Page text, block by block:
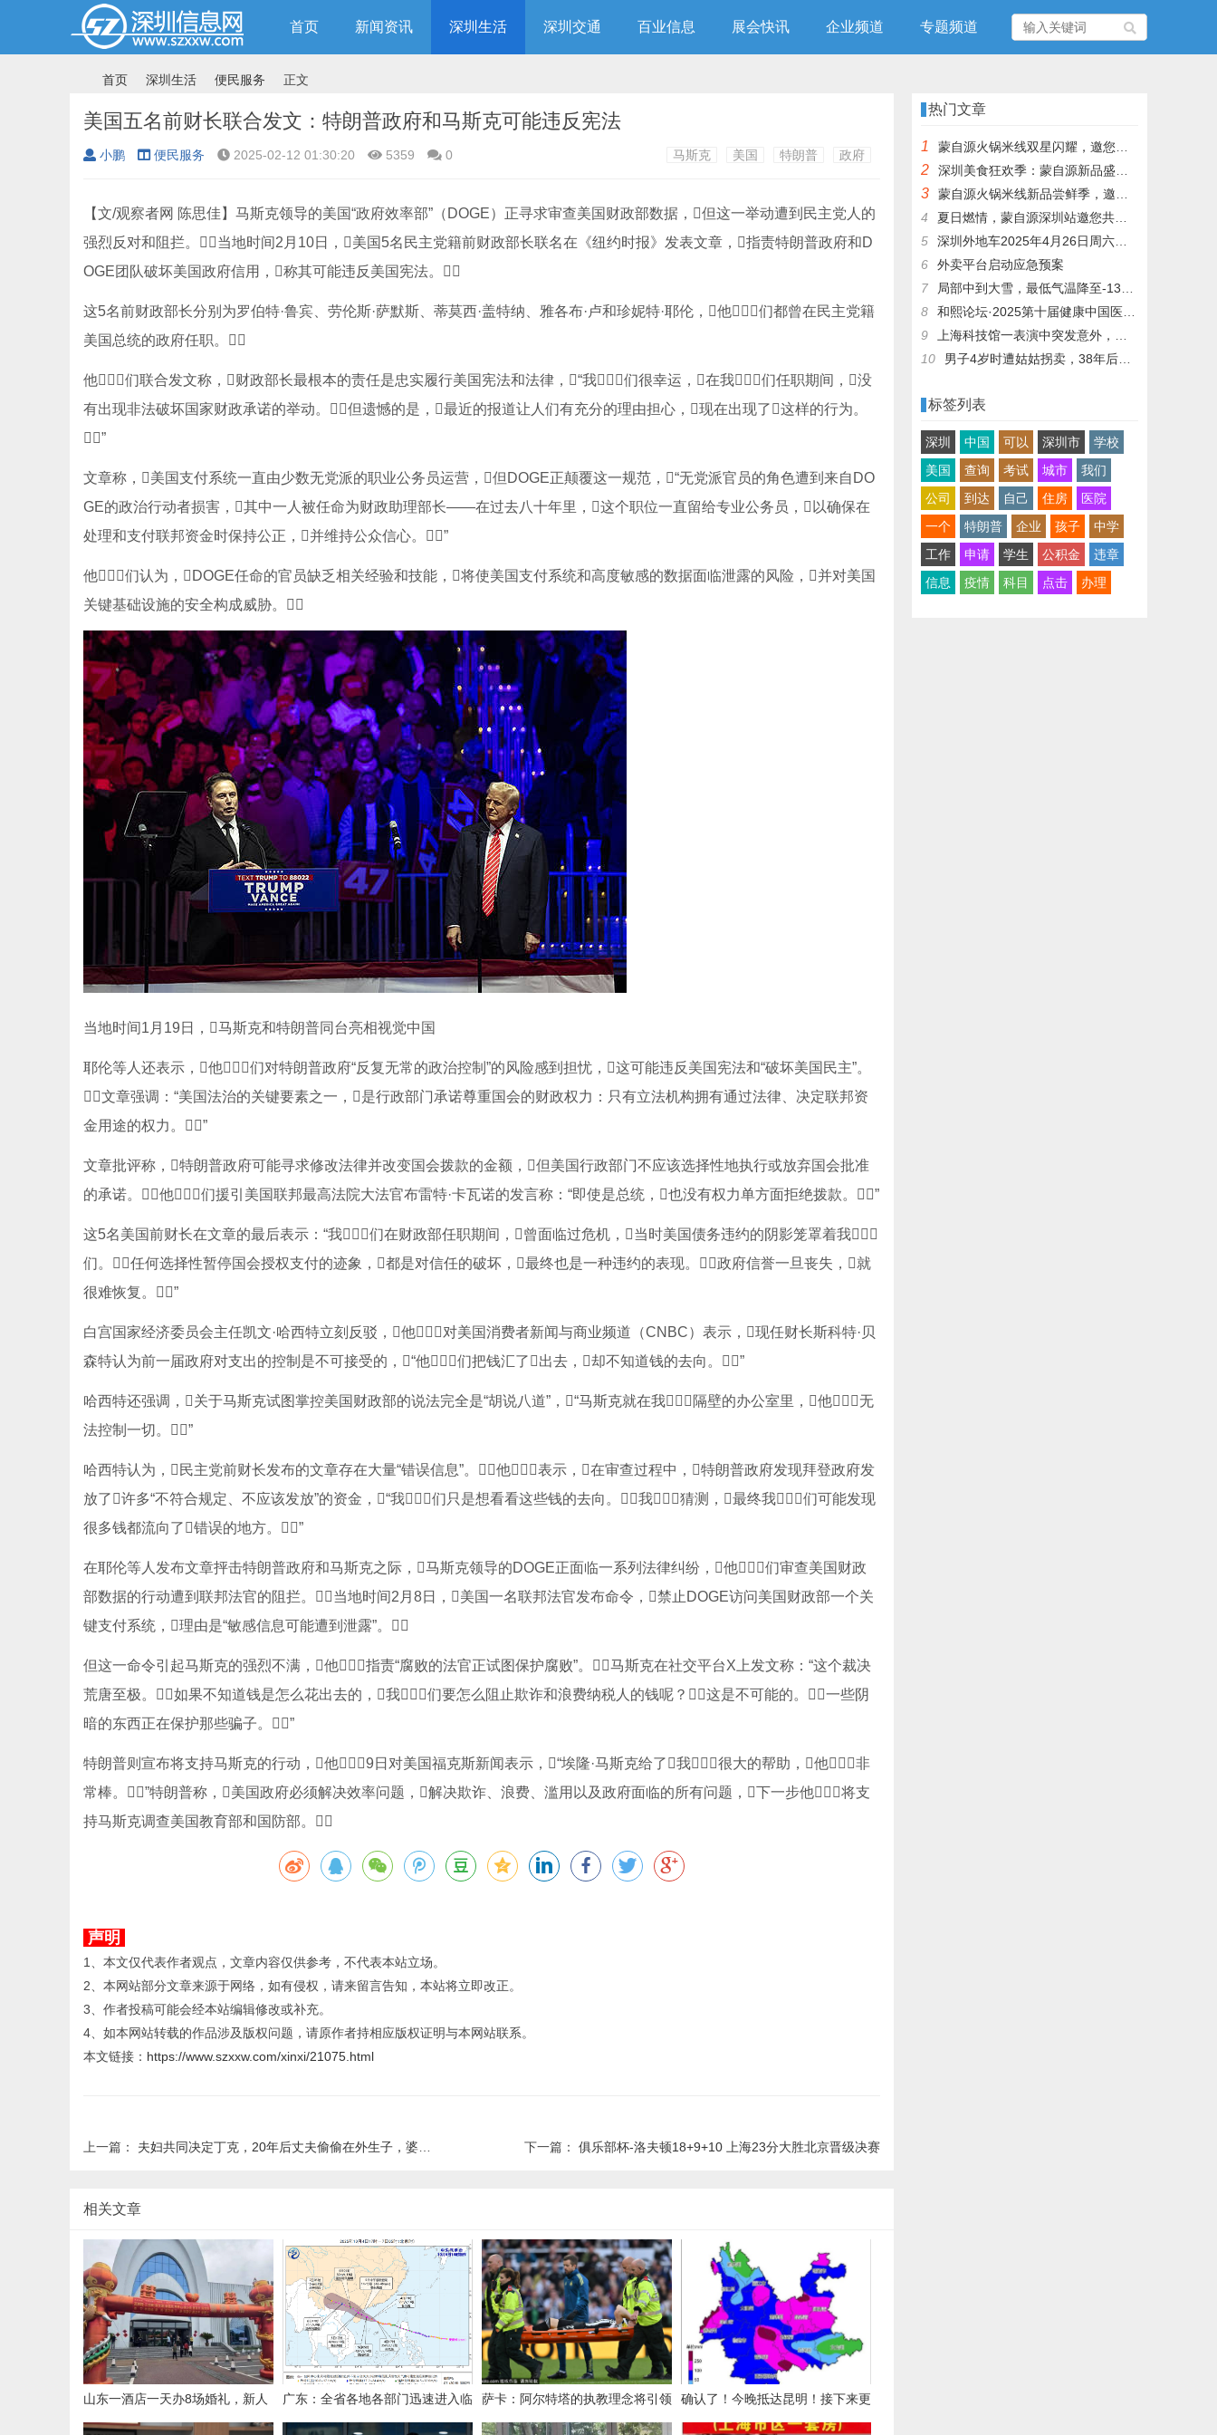
首页 新闻资讯 深圳生活 深圳交通 百业信息 展会快讯 企业频道 专题频道
›
首页 深圳生活
›
便民服务
›
正文
美国五名前财长联合发文：特朗普政府和马斯克可能违反宪法
小鹏 便民服务 2025-02-12 01:30:20 5359 0 马斯克 美国 特朗普 政府
【文/观察者网 陈思佳】马斯克领导的美国“政府效率部”（DOGE）正寻求审查美国财政部数据，但这一举动遭到民主党人的
强烈反对和阻拦。当地时间2月10日，美国5名民主党籍前财政部长联名在《纽约时报》发表文章，指责特朗普政府和D
OGE团队破坏美国政府信用，称其可能违反美国宪法。
这5名前财政部长分别为罗伯特·鲁宾、劳伦斯·萨默斯、蒂莫西·盖特纳、雅各布·卢和珍妮特·耶伦，他们都曾在民主党籍
美国总统的政府任职。
他们联合发文称，财政部长最根本的责任是忠实履行美国宪法和法律，“我们很幸运，在我们任职期间，没
有出现非法破坏国家财政承诺的举动。但遗憾的是，最近的报道让人们有充分的理由担心，现在出现了这样的行为。
”
文章称，美国支付系统一直由少数无党派的职业公务员运营，但DOGE正颠覆这一规范，“无党派官员的角色遭到来自DO
GE的政治行动者损害，其中一人被任命为财政助理部长——在过去八十年里，这个职位一直留给专业公务员，以确保在
处理和支付联邦资金时保持公正，并维持公众信心。”
他们认为，DOGE任命的官员缺乏相关经验和技能，将使美国支付系统和高度敏感的数据面临泄露的风险，并对美国
关键基础设施的安全构成威胁。
当地时间1月19日，马斯克和特朗普同台亮相视觉中国
耶伦等人还表示，他们对特朗普政府“反复无常的政治控制”的风险感到担忧，这可能违反美国宪法和“破坏美国民主”。
文章强调：“美国法治的关键要素之一，是行政部门承诺尊重国会的财政权力：只有立法机构拥有通过法律、决定联邦资
金用途的权力。”
文章批评称，特朗普政府可能寻求修改法律并改变国会拨款的金额，但美国行政部门不应该选择性地执行或放弃国会批准
的承诺。他们援引美国联邦最高法院大法官布雷特·卡瓦诺的发言称：“即使是总统，也没有权力单方面拒绝拨款。”
这5名美国前财长在文章的最后表示：“我们在财政部任职期间，曾面临过危机，当时美国债务违约的阴影笼罩着我
们。任何选择性暂停国会授权支付的迹象，都是对信任的破坏，最终也是一种违约的表现。政府信誉一旦丧失，就
很难恢复。”
白宫国家经济委员会主任凯文·哈西特立刻反驳，他对美国消费者新闻与商业频道（CNBC）表示，现任财长斯科特·贝
森特认为前一届政府对支出的控制是不可接受的，“他们把钱汇了出去，却不知道钱的去向。”
哈西特还强调，关于马斯克试图掌控美国财政部的说法完全是“胡说八道”，“马斯克就在我隔壁的办公室里，他无
法控制一切。”
哈西特认为，民主党前财长发布的文章存在大量“错误信息”。他表示，在审查过程中，特朗普政府发现拜登政府发
放了许多“不符合规定、不应该发放”的资金，“我们只是想看看这些钱的去向。我猜测，最终我们可能发现
很多钱都流向了错误的地方。”
在耶伦等人发布文章抨击特朗普政府和马斯克之际，马斯克领导的DOGE正面临一系列法律纠纷，他们审查美国财政
部数据的行动遭到联邦法官的阻拦。当地时间2月8日，美国一名联邦法官发布命令，禁止DOGE访问美国财政部一个关
键支付系统，理由是“敏感信息可能遭到泄露”。
但这一命令引起马斯克的强烈不满，他指责“腐败的法官正试图保护腐败”。马斯克在社交平台X上发文称：“这个裁决
荒唐至极。如果不知道钱是怎么花出去的，我们要怎么阻止欺诈和浪费纳税人的钱呢？这是不可能的。一些阴
暗的东西正在保护那些骗子。”
特朗普则宣布将支持马斯克的行动，他9日对美国福克斯新闻表示，“埃隆·马斯克给了我很大的帮助，他非
常棒。”特朗普称，美国政府必须解决效率问题，解决欺诈、浪费、滥用以及政府面临的所有问题，下一步他将支
持马斯克调查美国教育部和国防部。
声明
1、本文仅代表作者观点，文章内容仅供参考，不代表本站立场。
2、本网站部分文章来源于网络，如有侵权，请来留言告知，本站将立即改正。
3、作者投稿可能会经本站编辑修改或补充。
4、如本网站转载的作品涉及版权问题，请原作者持相应版权证明与本网站联系。
本文链接： https://www.szxxw.com/xinxi/21075.html
上一篇： 夫妇共同决定丁克，20年后丈夫偷偷在外生子，婆婆还帮忙带孩子…… 下一篇： 俱乐部杯-洛夫顿18+9+10 上海23分大胜北京晋级决赛
相关文章
山东一酒店一天办8场婚礼，新人
共用一个充气拱门，酒店称免费提
广东：全省各地各部门迅速进入临
战状态
萨卡：阿尔特塔的执教理念将引领
阿森纳走向成功
确认了！今晚抵达昆明！接下来更
猛，这期间暂停外出
热门文章
1 蒙自源火锅米线双星闪耀，邀您共享辣爽夏日盛宴！
2 深圳美食狂欢季：蒙自源新品盛宴邀您品尝
3
蒙自源火锅米线新品尝鲜季，邀您共享味蕾盛宴！
4
夏日燃情，蒙自源深圳站邀您共赴美食盛宴！
5
深圳外地车2025年4月26日周六限行吗
6
外卖平台启动应急预案
7
局部中到大雪，最低气温降至-13℃，济南今冬的第一场雪，或跟去年同一时间！
8
和熙论坛·2025第十届健康中国医药连锁发展论坛在泰州举办
9
上海科技馆一表演中突发意外，机器人从高处坠落摔毁
10
男子4岁时遭姑姑拐卖，38年后终回家认亲！聋哑父母苦寻多年，母亲已抱憾离世丨红星寻人
标签列表
深圳 中国 可以 深圳市
学校
美国
查询 考试 城市
我们
公司
到达 自己 住房
医院
一个
特朗普 企业 孩子
中学
工作
申请 学生 公积金
违章
信息
疫情 科目 点击 办理